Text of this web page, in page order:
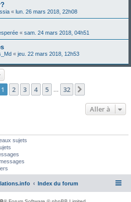
« lun. 26 mars 2018, 22h08
« sam. 24 mars 2018, 04h51
« jeu. 22 mars 2018, 12h53
1sur32
1 2 3 4 5 32
Aller à
sujets
Index du forum